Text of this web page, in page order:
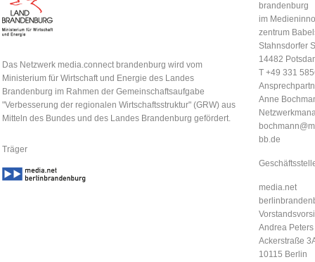
Das Netzwerk media.connect brandenburg wird vom
Ministerium für Wirtschaft und Energie des Landes
Brandenburg im Rahmen der Gemeinschaftsaufgabe
"Verbesserung der regionalen Wirtschaftsstruktur" (GRW) aus
Mitteln des Bundes und des Landes Brandenburg gefördert.
Träger
brandenburg
im
zentrum
Stahnsdorfer
14482
T +49 331
Anne
bb.de
media.net
Andrea Peters
Ackerstraße
10115 Berlin